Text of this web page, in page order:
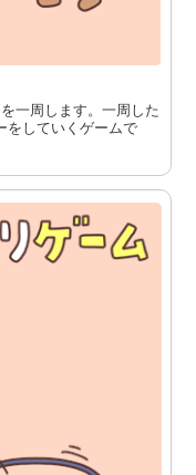
一周します。一周した
をしていくゲームで